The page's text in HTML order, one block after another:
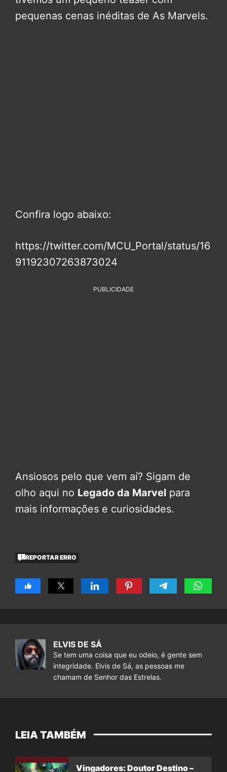
pequenas cenas inéditas de As Marvels.
Confira logo abaixo:
https://twitter.com/MCU_Portal/status/16
91192307263873024
PUBLICIDADE
Ansiosos pelo que vem aí? Sigam de
olho aqui no Legado da Marvel para
mais informações e curiosidades.
REPORTAR ERRO
ELVIS DE SÁ
Se tem uma coisa que eu odeio, é gente sem
integridade. Elvis de Sá, as pessoas me
chamam de Senhor das Estrelas.
LEIA TAMBÉM
Vingadores: Doutor Destino –